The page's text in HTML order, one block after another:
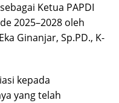
Ketua PAPDI
2025–2028 oleh
Ginanjar, Sp.PD., K-
kepada
yang telah